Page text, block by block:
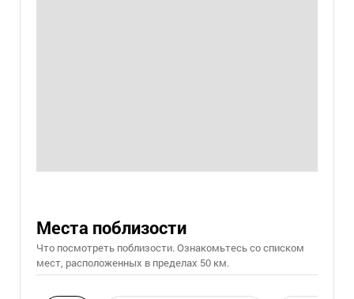
Места поблизости
Что посмотреть поблизости. Ознакомьтесь со списком
мест, расположенных в пределах 50 км.